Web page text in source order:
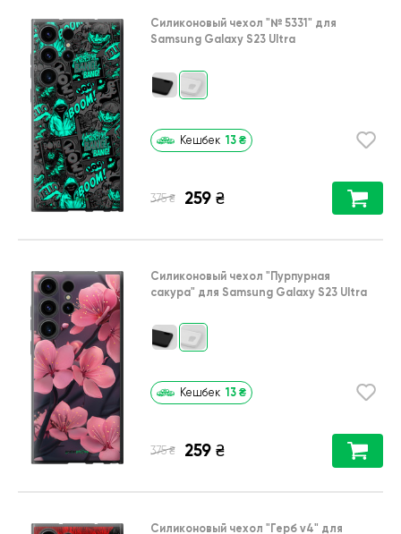
Силиконовый чехол "№ 5331" для
Samsung Galaxy S23 Ultra
Кешбек 13 ₴
375 ₴ 259 ₴
Силиконовый чехол "Пурпурная
сакура" для Samsung Galaxy S23 Ultra
Кешбек 13 ₴
375 ₴ 259 ₴
Силиконовый чехол "Герб v4" для